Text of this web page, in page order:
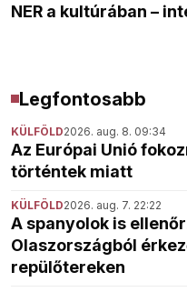
NER a kultúrában –
Legfontosabb
KÜLFÖLD2026. aug. 8. 09:34
Az Európai Unió
történtek miatt
KÜLFÖLD2026. aug. 7. 22:22
A spanyolok is
Olaszországból
repülőtereken